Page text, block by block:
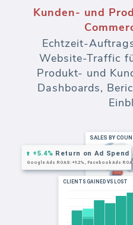
Segmentieren
fortgeschrittene E-
Kundensegmente
Bestellungen,